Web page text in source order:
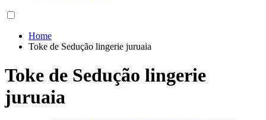
Home
Toke de Sedução lingerie juruaia
Toke de Sedução lingerie
juruaia